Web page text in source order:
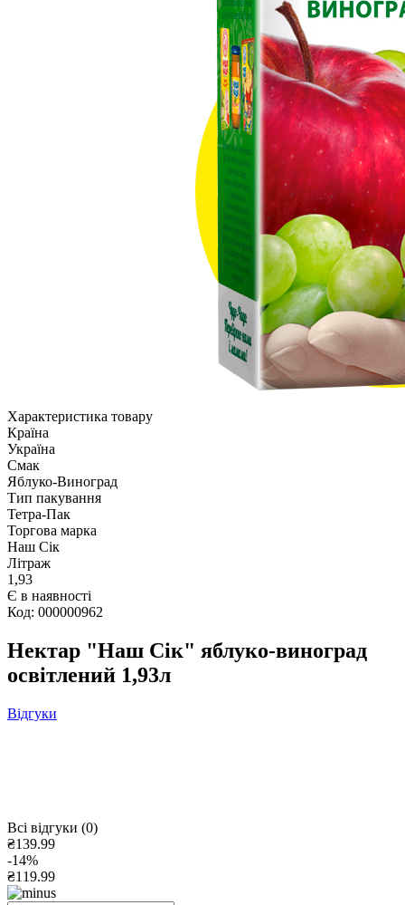
Характеристика товару
Країна
Україна
Смак
Яблуко-Виноград
Тип пакування
Тетра-Пак
Торгова марка
Наш Сік
Літраж
1,93
Є в наявності
Код: 000000962
Нектар "Наш Сік" яблуко-виноград
освітлений 1,93л
Відгуки
Всі відгуки (0)
₴139.99
-14%
₴119.99